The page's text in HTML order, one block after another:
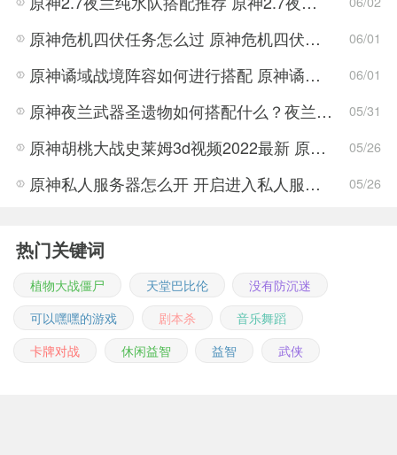
原神危机四伏任务怎么过 原神危机四伏解密技巧 06/01
原神谲域战境阵容如何进行搭配 原神谲域战境阵容推荐 06/01
原神夜兰武器圣遗物如何搭配什么？夜兰武器圣遗物搭配推荐攻略 05/31
原神胡桃大战史莱姆3d视频2022最新 原神胡桃大战史莱姆3d视频完整版 05/26
原神私人服务器怎么开 开启进入私人服务器详细介绍 05/26
热门关键词
植物大战僵尸 天堂巴比伦
没有防沉迷
可以嘿嘿的游戏
剧本杀
音乐舞蹈
卡牌对战
休闲益智 益智 武侠